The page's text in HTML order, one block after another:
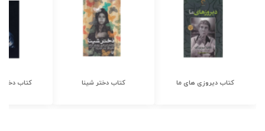
کتاب دیروزی های ما کتاب دختر شینا کتاب دختر